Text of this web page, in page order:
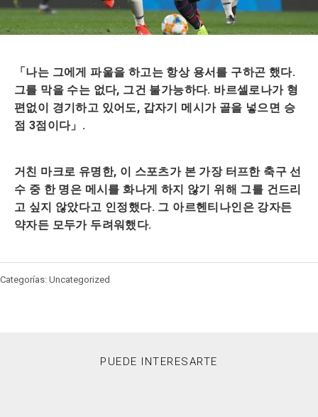
「나는 그에게 파울을 하고는 항상 용서를 구하곤 했다.
그를 막을 수는 없다, 그건 불가능하다. 바르셀로나가 형
편없이 경기하고 있어도, 갑자기 메시가 골을 넣으면 승
점 3점이다」.
거친 마크로 유명한, 이 스포츠가 본 가장 터프한 축구 선
수 중 한 명은 메시를 화나게 하지 않기 위해 그를 건드리
고 싶지 않았다고 인정했다. 그 아르헨티나인은 강자든
약자든 모두가 두려워했다.
Categorías: Uncategorized
PUEDE INTERESARTE